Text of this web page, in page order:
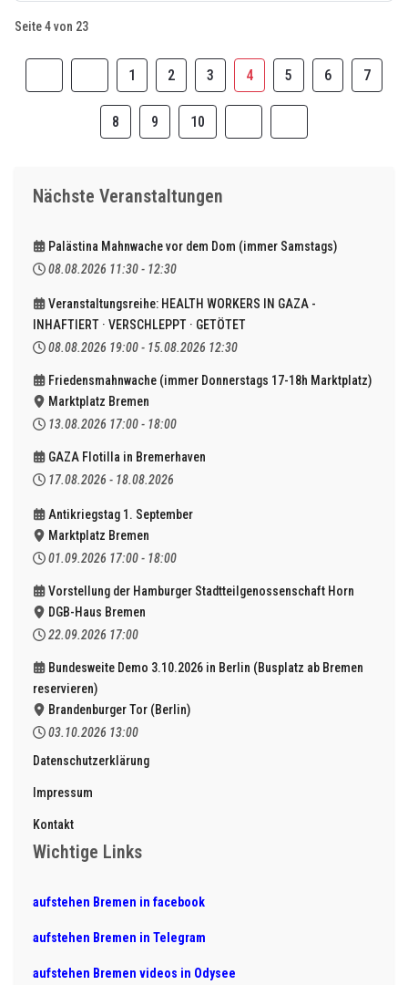
Seite 4 von 23
1 2 3 4 5 6 7
8 9 10
Nächste Veranstaltungen
Palästina Mahnwache vor dem Dom (immer Samstags)
08.08.2026 11:30 - 12:30
Veranstaltungsreihe: HEALTH WORKERS IN GAZA -
INHAFTIERT · VERSCHLEPPT · GETÖTET
08.08.2026 19:00 - 15.08.2026 12:30
Friedensmahnwache (immer Donnerstags 17-18h Marktplatz)
Marktplatz Bremen
13.08.2026 17:00 - 18:00
GAZA Flotilla in Bremerhaven
17.08.2026 - 18.08.2026
Antikriegstag 1. September
Marktplatz Bremen
01.09.2026 17:00 - 18:00
Vorstellung der Hamburger Stadtteilgenossenschaft Horn
DGB-Haus Bremen
22.09.2026 17:00
Bundesweite Demo 3.10.2026 in Berlin (Busplatz ab Bremen
reservieren)
Brandenburger Tor (Berlin)
03.10.2026 13:00
Datenschutzerklärung
Impressum
Kontakt
Wichtige Links
aufstehen Bremen in facebook
aufstehen Bremen in Telegram
aufstehen Bremen videos in Odysee